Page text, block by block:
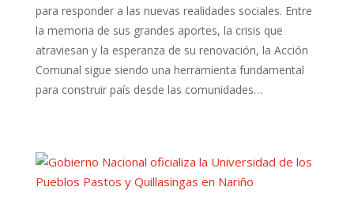
para responder a las nuevas realidades sociales. Entre
la memoria de sus grandes aportes, la crisis que
atraviesan y la esperanza de su renovación, la Acción
Comunal sigue siendo una herramienta fundamental
para construir país desde las comunidades…